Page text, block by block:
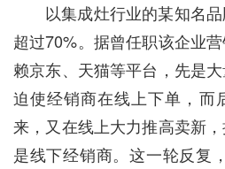
以集成灶行业的某知名
超过70%。据曾任职该企业
赖京东、天猫等平台，先是
迫使经销商在线上下单，而
来，又在线上大力推高卖新
是线下经销商。这一轮反复